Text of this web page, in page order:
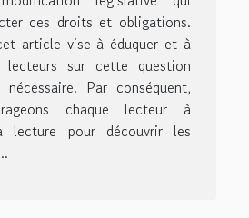
ces droits et obligations.
article vise à éduquer et à
lecteurs sur cette question
Par conséquent,
chaque lecteur à
lecture pour découvrir les